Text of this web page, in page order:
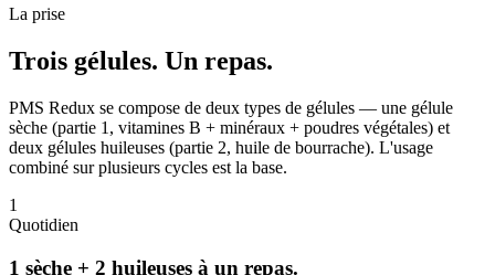
La prise
Trois gélules. Un repas.
PMS Redux se compose de deux types de gélules — une gélule
sèche (partie 1, vitamines B + minéraux + poudres végétales) et
deux gélules huileuses (partie 2, huile de bourrache). L'usage
combiné sur plusieurs cycles est la base.
1
Quotidien
1 sèche + 2 huileuses à un repas.